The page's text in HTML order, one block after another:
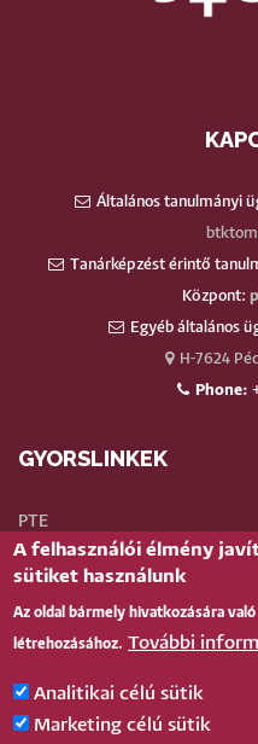
Általános tanulmányi
Tanárképzést érintő
Központ:
Egyéb általános
H-7624
Phone:
GYORSLINKEK
PTE
Neptun
Webmail
Telefonkönyv
Teams
TÉR
(oktatói)
Bejelentkezés
A felhasználói élmény
sütiket használunk
Az oldal bármely hivatkozására
létrehozásához. További
Analitikai célú sütik
Marketing célú sütik